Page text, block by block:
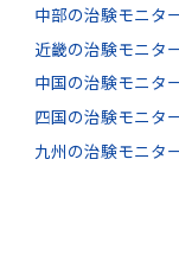
中部の治験モニタ
近畿の治験モニタ
中国の治験モニタ
四国の治験モニタ
九州の治験モニタ